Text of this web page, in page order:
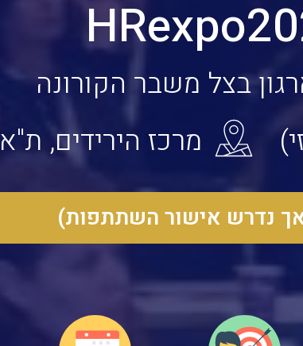
בצל משבר הקורונה
מרכז הירידים, ת"א
נדרש אישור השתתפות)